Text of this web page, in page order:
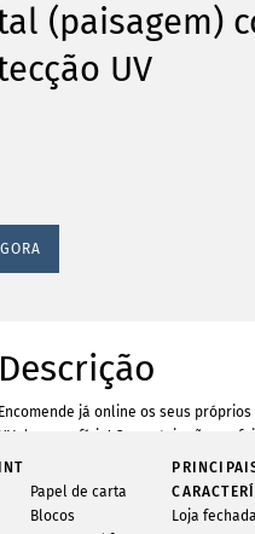
(paisagem)
UV
Descrição
Encomende já online os seus
UV de superfície! Os postais são
felicitações, convites ou mesmo
de uma forma elegante e apelativa.
correspondência real na ponta dos
Papel de carta
Blocos
Loja fechada